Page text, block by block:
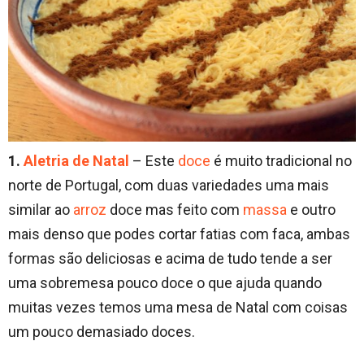
1. Aletria de Natal – Este doce é muito tradicional no
norte de Portugal, com duas variedades uma mais
similar ao arroz doce mas feito com massa e outro
mais denso que podes cortar fatias com faca, ambas
formas são deliciosas e acima de tudo tende a ser
uma sobremesa pouco doce o que ajuda quando
muitas vezes temos uma mesa de Natal com coisas
um pouco demasiado doces.